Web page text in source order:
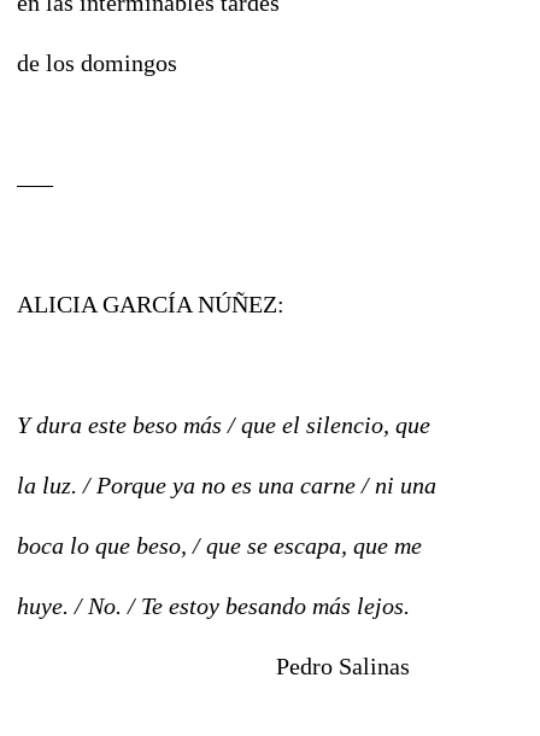
de los domingos
–––
ALICIA GARCÍA NÚÑEZ:
Y dura este beso más / que el silencio, que
la luz. / Porque ya no es una carne / ni una
boca lo que beso, / que se escapa, que me
huye. / No. / Te estoy besando más lejos.
Pedro Salinas